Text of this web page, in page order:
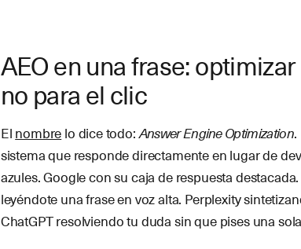
AEO en una frase:
no para el clic
Elnombrelo dice todo:Answer Engine Optimization.
sistema que responde directamente en lugar de
azules. Google con su caja de respuesta
leyéndote una frase en voz alta. Perplexity
ChatGPT resolviendo tu duda sin que pises una